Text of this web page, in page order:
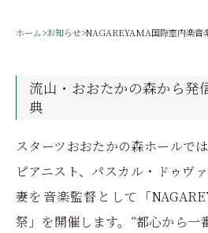
ホーム>お知らせ>NAGAREYAMA国際室内楽音
流山・おおたかの森から発
典
スターツおおたかの森ホールで
ピアニスト、パスカル・ドゥヴ
妻を音楽監督として「
祭」を開催します。“都心から一